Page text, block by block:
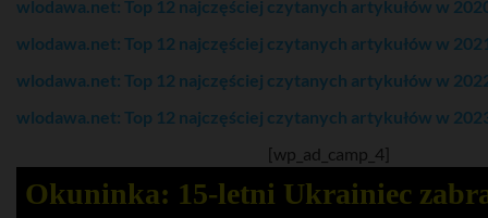
wlodawa.net: Top 12 najczęściej czytanych artykułów w
wlodawa.net: Top 12 najczęściej czytanych artykułów w
wlodawa.net: Top 12 najczęściej czytanych artykułów w
wlodawa.net: Top 12 najczęściej czytanych artykułów w
[wp_ad_camp_4]
Okuninka: 15-letni Ukrainiec